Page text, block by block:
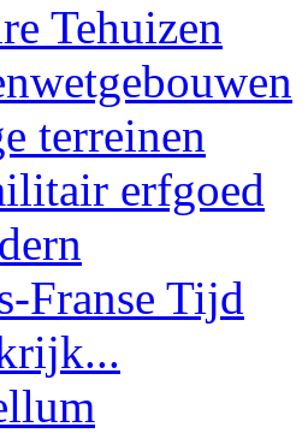
Tehuizen
terreinen
erfgoed
Franse Tijd